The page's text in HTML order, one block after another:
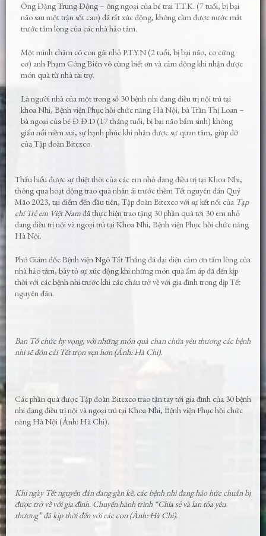
Ông Đặng Trung Động – ông ngoại của bé trai T.T.K. (7 tuổi, bị bại
não sau một trận sốt cao) đã rất xúc động, không cầm được nước mắt
trước tấm lòng của các nhà hảo tâm.
Một mình chăm cô con gái nhỏ P.T.Y.N (2 tuổi, bị bại não, co cứng
cơ) anh Phạm Công Biên vô cùng biết ơn và cảm động khi nhận được
món quà từ nhà tài trợ.
Là người nhà của một trong số 30 bệnh nhi đang điều trị nội trú tại
khoa Nhi, Bệnh viện Phục hồi chức năng Hà Nội, bà Trần Thị Loan –
bà ngoại của bé Đ.Đ.D (17 tháng tuổi, bị bại não bẩm sinh) không
giấu nổi niềm vui, sự hạnh phúc khi nhận được sự quan tâm, giúp đỡ
của Tập đoàn Bitexco.
Thấu hiểu được sự thiệt thòi của các em nhỏ đang điều trị tại Khoa Nhi,
thông qua hoạt động trao quà nhân ái trước thềm Tết nguyên đán Quý
Mão 2023, tại điểm đến đầu tiên, Tập đoàn Bitexco với sự kết nối của Tạp
chí Trẻ em Việt Namđã thực hiện trao tặng 30 phần quà tới 30 em nhỏ
đang điều trị nội và ngoại trú tại Khoa Nhi, Bệnh viện Phục hồi chức năng
Hà Nội.
Phó Giám đốc Bệnh viện Ngô Tất Thắng đã đại diện cảm ơn tấm lòng của
nhà hảo tâm, bày tỏ sự xúc động khi những món quà ấm áp đã đến kịp
thời với các bệnh nhi trước khi các cháu trở về với gia đình trong dịp Tết
nguyên đán.
Ban Tổ chức hy vọng, với những món quà chan chứa yêu thương các bệnh
nhi sẽ đón cái Tết trọn vẹn hơn (Ảnh: Hà Chi).
Các phần quà được Tập đoàn Bitexco trao tận tay tới gia đình của 30 bệnh
nhi đang điều trị nội và ngoại trú tại Khoa Nhi, Bệnh viện Phục hồi chức
năng Hà Nội (Ảnh: Hà Chi).
Khi ngày Tết nguyên đán đang gần kề, các bệnh nhi đang háo hức chuẩn bị
được trở về với gia đình. Chuyến hành trình “Chia sẻ và lan tỏa yêu
thương” đã kịp thời đến với các con (Ảnh: Hà Chi).